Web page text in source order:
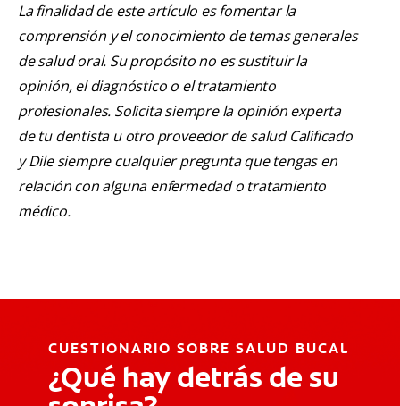
La finalidad de este artículo es fomentar la
comprensión y el conocimiento de temas generales
de salud oral. Su propósito no es sustituir la
opinión, el diagnóstico o el tratamiento
profesionales. Solicita siempre la opinión experta
de tu dentista u otro proveedor de salud Calificado
y Dile siempre cualquier pregunta que tengas en
relación con alguna enfermedad o tratamiento
médico.
CUESTIONARIO SOBRE SALUD BUCAL
¿Qué hay detrás de su